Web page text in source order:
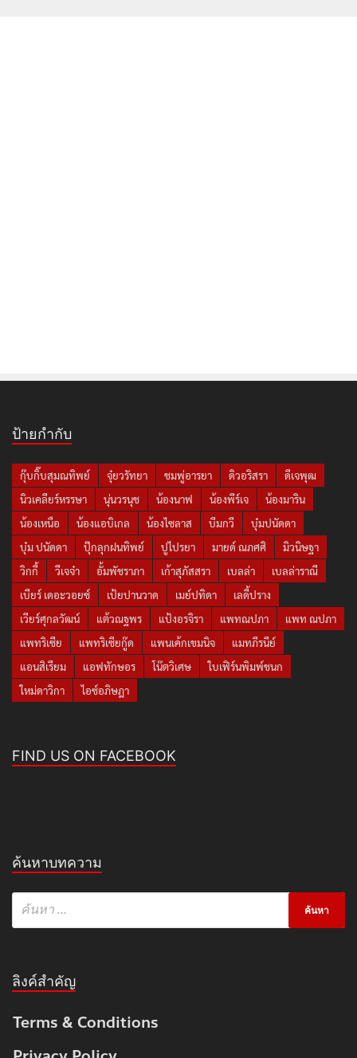
ป้ายกำกับ
กุ๊บกิ๊บสุมณทิพย์ จุ๋ยวรัทยา ชมพู่อารยา ดิวอริสรา
ดีเจพุฒ
นิวเคลียร์หรรษา
นุ่นวรนุช น้องนาฟ น้องพีร์เจ
น้องมาริน
น้องเหนือ
น้องแอบิเกล น้องไซลาส บีมกวี
บุ๋มปนัดดา
บุ๋ม ปนัดดา
ปุ๊กลุกฝนทิพย์ ปูไปรยา มายด์ ณภศศิ
มิวนิษฐา
วิกกี้
วีเจจ๋า อั้มพัชราภา เก้าสุภัสสรา เบลล่า
เบลล่าราณี
เบียร์ เดอะวอยซ์
เป้ยปานวาด เมย์ปทิดา
เลดี้ปราง
เวียร์ศุกลวัฒน์
แต้วณฐพร แป้งอรจิรา แพทณปภา
แพท ณปภา
แพทริเซีย
แพทริเซียกู๊ด แพนเค้กเขมนิจ
แมทภีรนีย์
แอนสิเรียม
แอฟทักษอร โน๊ตวิเศษ
ใบเฟิร์นพิมพ์ชนก
ใหม่ดาวิกา
ไอซ์อภิษฎา
FIND US ON FACEBOOK
ค้นหาบทความ
ลิงค์สำคัญ
Terms & Conditions